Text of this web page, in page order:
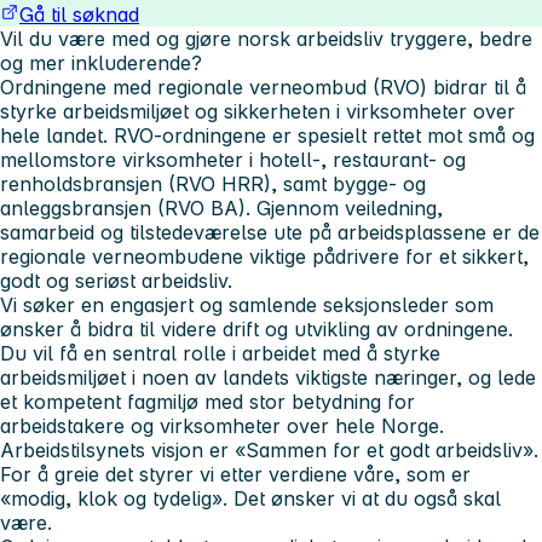
Gå til søknad
Vil du være med og gjøre norsk arbeidsliv tryggere, bedre
og mer inkluderende?
Ordningene med regionale verneombud (RVO) bidrar til å
styrke arbeidsmiljøet og sikkerheten i virksomheter over
hele landet. RVO-ordningene er spesielt rettet mot små og
mellomstore virksomheter i hotell-, restaurant- og
renholdsbransjen (RVO HRR), samt bygge- og
anleggsbransjen (RVO BA). Gjennom veiledning,
samarbeid og tilstedeværelse ute på arbeidsplassene er de
regionale verneombudene viktige pådrivere for et sikkert,
godt og seriøst arbeidsliv.
Vi søker en engasjert og samlende seksjonsleder som
ønsker å bidra til videre drift og utvikling av ordningene.
Du vil få en sentral rolle i arbeidet med å styrke
arbeidsmiljøet i noen av landets viktigste næringer, og lede
et kompetent fagmiljø med stor betydning for
arbeidstakere og virksomheter over hele Norge.
Arbeidstilsynets visjon er «Sammen for et godt arbeidsliv».
For å greie det styrer vi etter verdiene våre, som er
«modig, klok og tydelig». Det ønsker vi at du også skal
være.